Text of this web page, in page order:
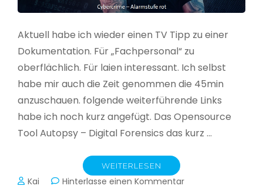
Aktuell habe ich wieder einen TV Tipp zu einer
Dokumentation. Für „Fachpersonal“ zu
oberflächlich. Für laien interessant. Ich selbst
habe mir auch die Zeit genommen die 45min
anzuschauen. folgende weiterführende Links
habe ich noch kurz angefügt. Das Opensource
Tool Autopsy – Digital Forensics das kurz …
WEITERLESEN
Kai Hinterlasse einen Kommentarzu